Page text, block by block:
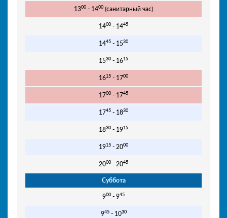
1300 - 1400 (санитарный час)
1400 - 1445
1445 - 1530
1530 - 1615
1615 - 1700
1700 - 1745
1745 - 1830
1830 - 1915
1915 - 2000
2000 - 2045
Суббота
900 - 945
945- 1030